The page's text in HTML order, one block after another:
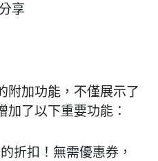
享
附加功能，不僅展示了
加了以下重要功能：
折扣！無需優惠券，